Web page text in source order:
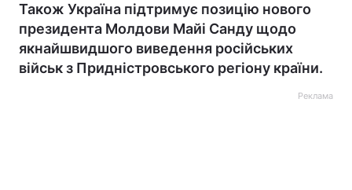
Також Україна підтримує позицію нового
президента Молдови Майі Санду щодо
якнайшвидшого виведення російських
військ з Придністровського регіону країни.
Реклама